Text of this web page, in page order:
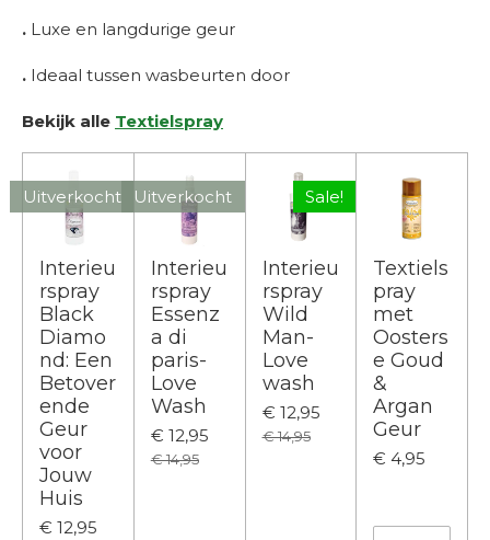
. Luxe en langdurige geur
. Ideaal tussen wasbeurten door
Bekijk alle Textielspray
Uitverkocht
Interieu
rspray
Black
Diamo
nd: Een
Betover
ende
Geur
voor
Jouw
Huis
€ 12,95
Uitverkocht
Interieu
rspray
Essenz
a di
paris-
Love
Wash
€ 12,95
€ 14,95
Sale!
Interieu
rspray
Wild
Man-
Love
wash
€ 12,95
€ 14,95
Textiels
pray
met
Oosters
e Goud
&
Argan
Geur
€ 4,95